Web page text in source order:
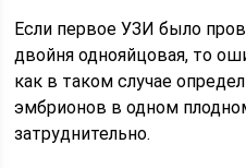
Если первое УЗИ было
двойня однояйцовая, то
как в таком случае
эмбрионов в одном
затруднительно.